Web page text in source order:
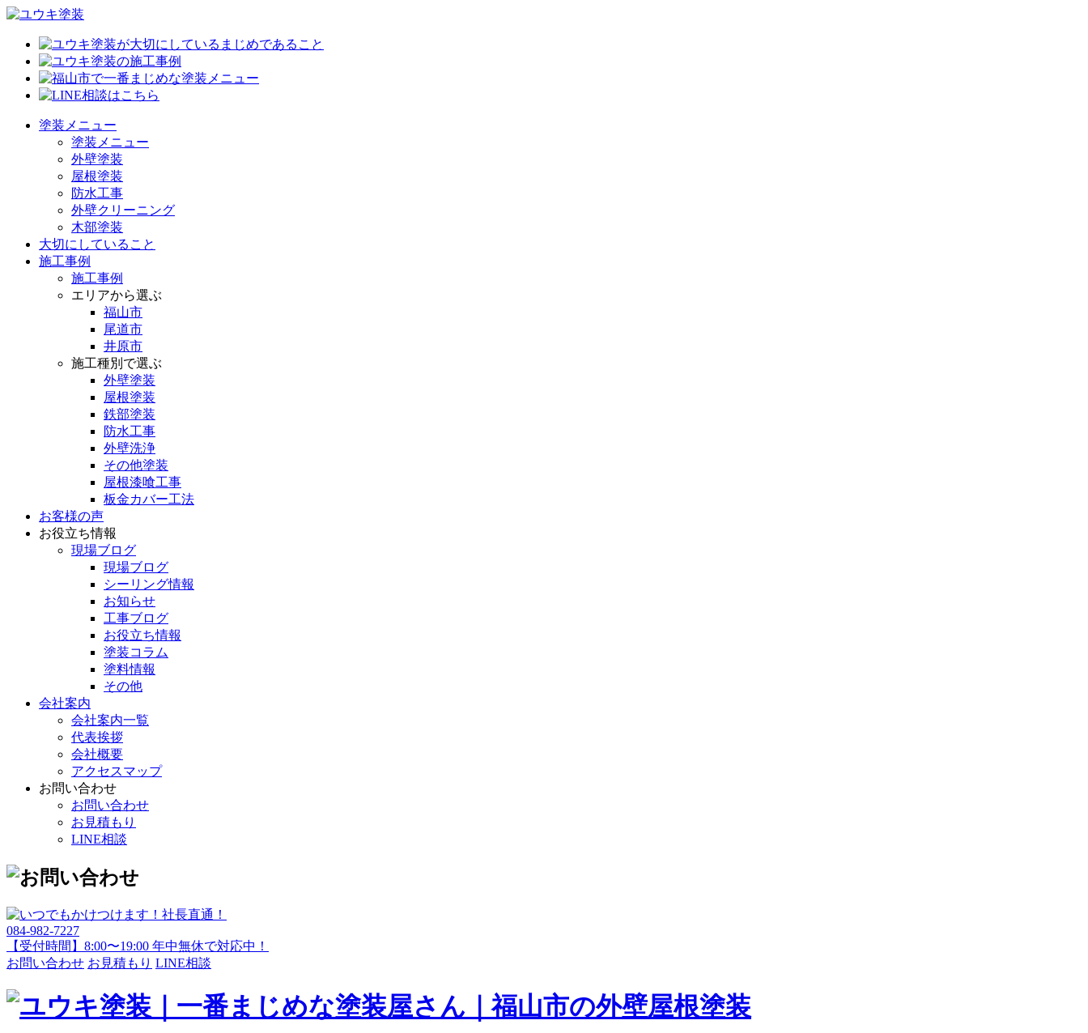
塗装メニュー
塗装メニュー
外壁塗装
屋根塗装
防水工事
外壁クリーニング
木部塗装
大切にしていること
施工事例
施工事例
エリアから選ぶ
福山市
尾道市
井原市
施工種別で選ぶ
外壁塗装
屋根塗装
鉄部塗装
防水工事
外壁洗浄
その他塗装
屋根漆喰工事
板金カバー工法
お客様の声
お役立ち情報
現場ブログ
現場ブログ
シーリング情報
お知らせ
工事ブログ
お役立ち情報
塗装コラム
塗料情報
その他
会社案内
会社案内一覧
代表挨拶
会社概要
アクセスマップ
お問い合わせ
お問い合わせ
お見積もり
LINE相談
084-982-7227
【受付時間】8:00〜19:00 年中無休で対応中！
お問い合わせ お見積もり LINE相談